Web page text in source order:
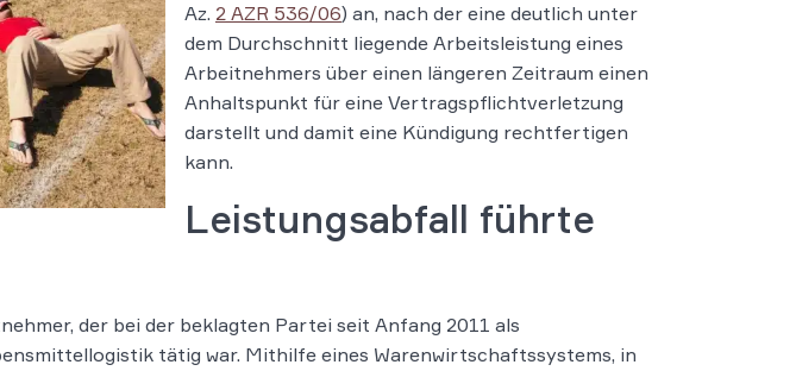
Az. 2 AZR 536/06) an, nach der eine deutlich unter
dem Durchschnitt liegende Arbeitsleistung eines
Arbeitnehmers über einen längeren Zeitraum einen
Anhaltspunkt für eine Vertragspflichtverletzung
darstellt und damit eine Kündigung rechtfertigen
kann.
Leistungsabfall führte
der bei der beklagten Partei seit Anfang 2011 als
tätig war. Mithilfe eines Warenwirtschaftssystems, in